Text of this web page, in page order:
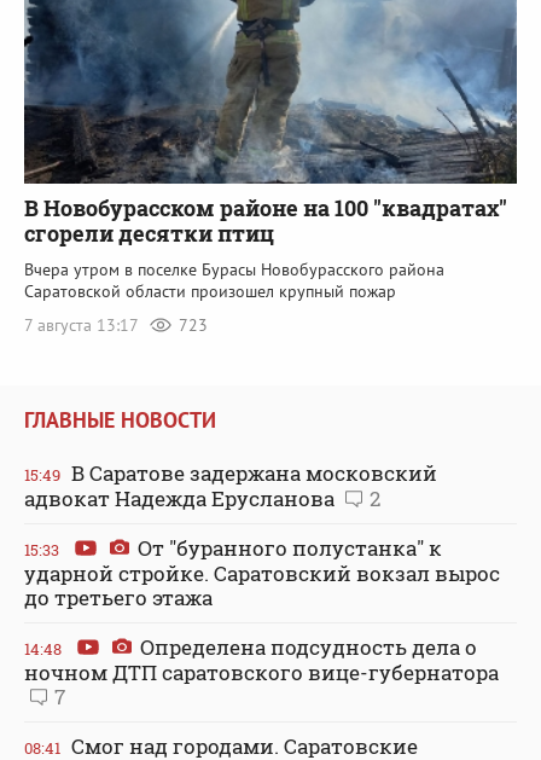
В Новобурасском районе на 100 "квадратах"
сгорели десятки птиц
Вчера утром в поселке Бурасы Новобурасского района
Саратовской области произошел крупный пожар
7 августа 13:17
723
ГЛАВНЫЕ НОВОСТИ
15:49 В Саратове задержана московский
адвокат Надежда Ерусланова
2
15:33
От "буранного полустанка" к
ударной стройке. Саратовский вокзал вырос
до третьего этажа
14:48
Определена подсудность дела о
ночном ДТП саратовского вице-губернатора
7
08:41 Смог над городами. Саратовские